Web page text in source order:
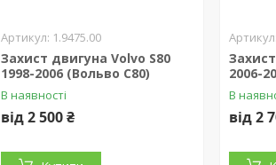
1.9475.00
Захист двигуна Volvo S80
1998-2006 (Вольво С80)
В наявності
від 2 500 ₴
2006-
В
від 2